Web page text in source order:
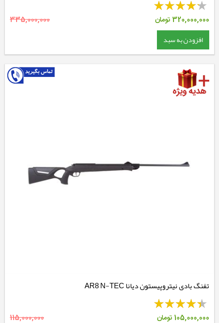
320,000,000تومان 335,000,000
افزودن به سبد
تفنگ بادی نیتروپیستون دیانا AR8 N-TEC
105,000,000 تومان 115,000,000